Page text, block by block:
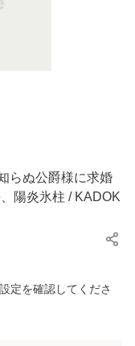
らぬ公爵様に求婚
陽炎氷柱 / KADOK
定を確認してくださ